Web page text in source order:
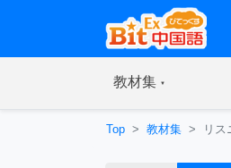
教材集(current)
Top 教材集 リス